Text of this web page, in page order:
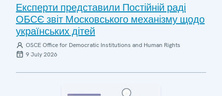
Експерти представили Постійній раді
ОБСЄ звіт Московського механізму щодо
українських дітей
OSCE Office for Democratic Institutions and Human Rights
9 July 2026